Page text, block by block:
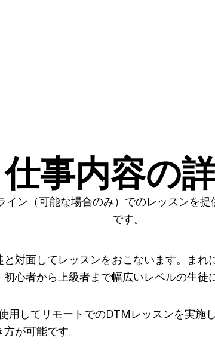
仕事内容の
ン（可能な場合のみ）でのレッスンを
です。
対面してレッスンをおこないます。ま
心者から上級者まで幅広いレベルの生徒
用してリモートでのDTMレッスンを実施
が可能です。